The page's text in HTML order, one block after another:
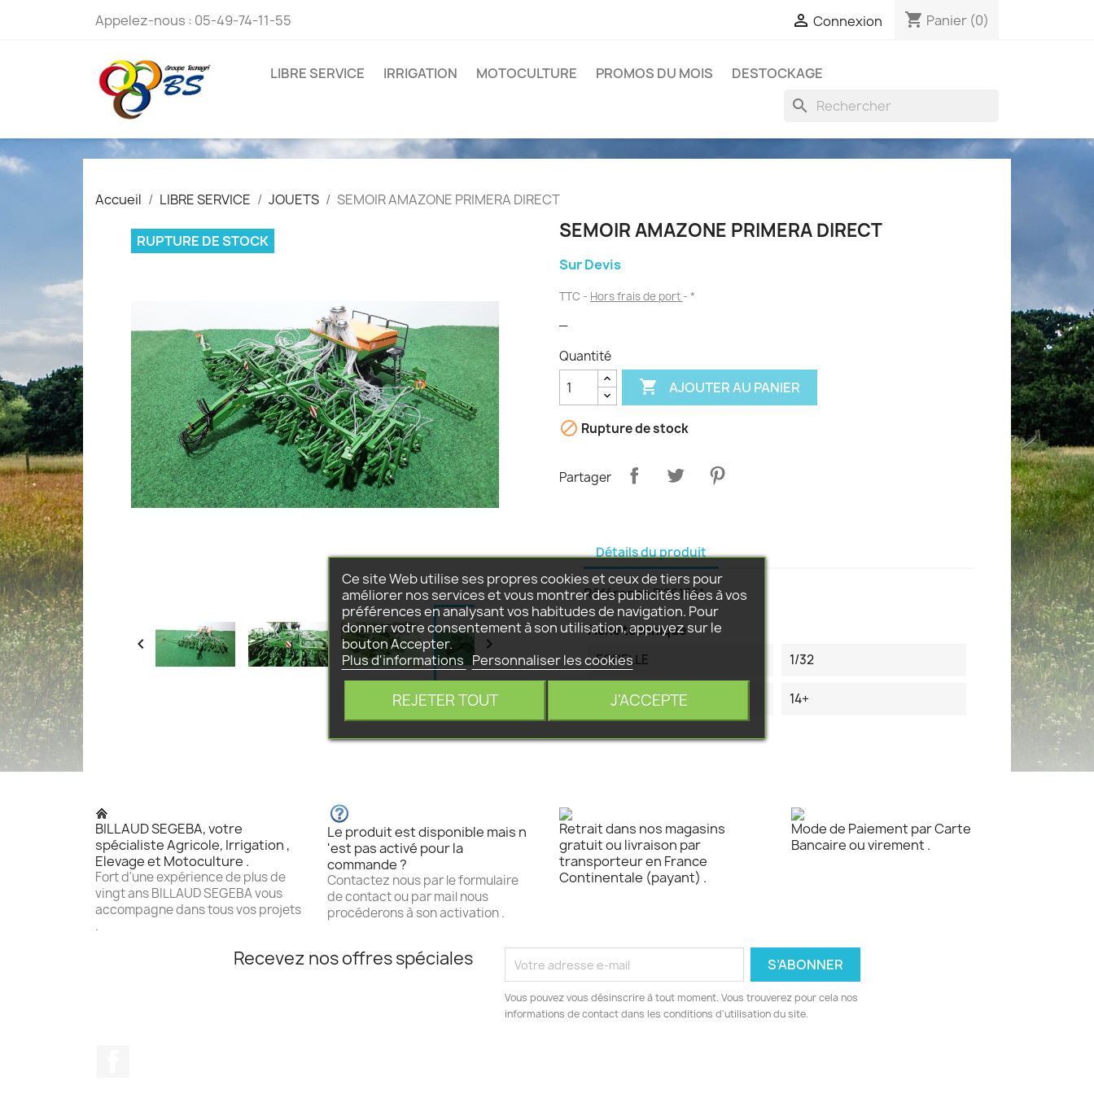
Appelez-nous : 05-49-74-11-55  Connexion shopping_cart Panier (0)
LIBRE SERVICE IRRIGATION MOTOCULTURE PROMOS DU MOIS DESTOCKAGE
search
Accueil LIBRE SERVICE JOUETS SEMOIR AMAZONE PRIMERA DIRECT
RUPTURE DE STOCK
 
SEMOIR AMAZONE PRIMERA DIRECT
Sur Devis
TTC Hors frais de port *
Quantité
 AJOUTER AU PANIER
 Rupture de stock
Partager
Détails du produit
RéférenceP|261361
Fiche technique
ECHELLE
1/32
AGE 14+
BILLAUD SEGEBA, votre
spécialiste Agricole, Irrigation ,
Elevage et Motoculture .
Fort d'une expérience de plus de
vingt ans BILLAUD SEGEBA vous
accompagne dans tous vos projets
.
Le produit est disponible mais n
'est pas activé pour la
commande ?
Contactez nous par le formulaire
de contact ou par mail nous
procéderons à son activation .
Retrait dans nos magasins
gratuit ou livraison par
transporteur en France
Continentale (payant) .
Mode de Paiement par Carte
Bancaire ou virement .
Recevez nos offres spéciales
Vous pouvez vous désinscrire à tout moment. Vous trouverez pour cela nos
informations de contact dans les conditions d'utilisation du site.
Ce site Web utilise ses propres cookies et ceux de tiers pour
améliorer nos services et vous montrer des publicités liées à vos
préférences en analysant vos habitudes de navigation. Pour
donner votre consentement à son utilisation, appuyez sur le
bouton Accepter.
Plus d'informations Personnaliser les cookies
REJETER TOUT J'ACCEPTE